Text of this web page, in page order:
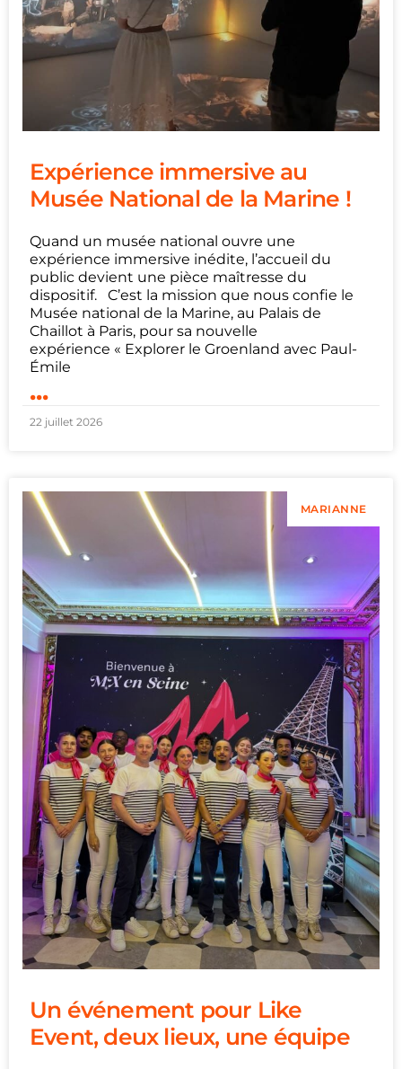
Expérience immersive au
Musée National de la Marine !
Quand un musée national ouvre une
expérience immersive inédite, l’accueil du
public devient une pièce maîtresse du
dispositif. C’est la mission que nous confie le
Musée national de la Marine, au Palais de
Chaillot à Paris, pour sa nouvelle
expérience « Explorer le Groenland avec Paul-
Émile
...
22 juillet 2026
MARIANNE
Un événement pour Like
Event, deux lieux, une équipe